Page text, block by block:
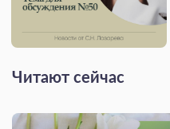
Читают сейчас